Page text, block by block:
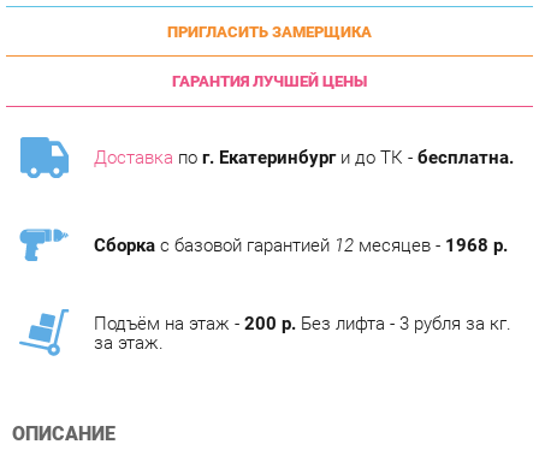
ГАРАНТИЯ ЛУЧШЕЙ ЦЕНЫ
Доставкапог. Екатеринбурги до ТК -бесплатна.
модульную гостиную Ливорно с уникальным дизайном.